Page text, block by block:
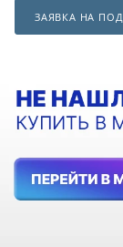
ЗАЯВКА НА